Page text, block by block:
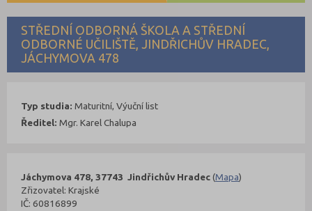
STŘEDNÍ ODBORNÁ ŠKOLA A STŘEDNÍ
ODBORNÉ UČILIŠTĚ, JINDŘICHŮV HRADEC,
JÁCHYMOVA 478
Jáchymova 478, 37743 Jindřichův Hradec(Mapa)
Zřizovatel: Krajské
IČ: 60816899
Typ studia: Maturitní, Výuční list
Ředitel: Mgr. Karel Chalupa